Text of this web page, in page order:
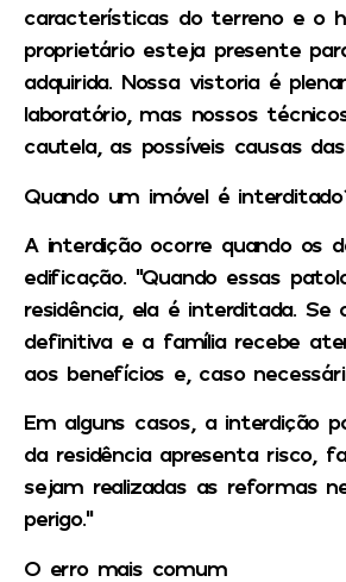
características do terreno e o
proprietário esteja presente
adquirida. Nossa vistoria é
laboratório, mas nossos
cautela, as possíveis causas das
Quando um imóvel é
A interdição ocorre quando os
edificação. “Quando essas
residência, ela é interditada.
definitiva e a família recebe
aos benefícios e, caso
Em alguns casos, a interdição
da residência apresenta risco,
sejam realizadas as reformas
perigo.”
O erro mais comum